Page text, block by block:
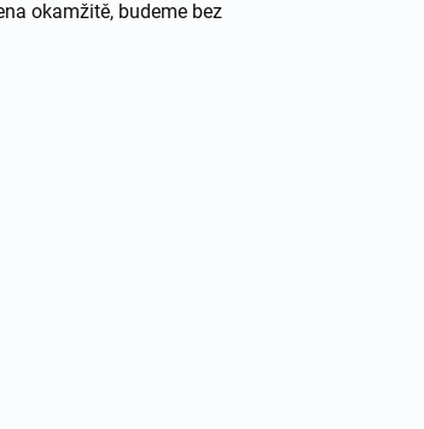
okamžitě, budeme bez